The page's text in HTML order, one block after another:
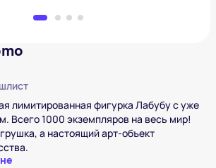
лимитированная фигурка Лабубу с уже
Всего 1000 экземпляров на весь мир!
а настоящий арт-объект